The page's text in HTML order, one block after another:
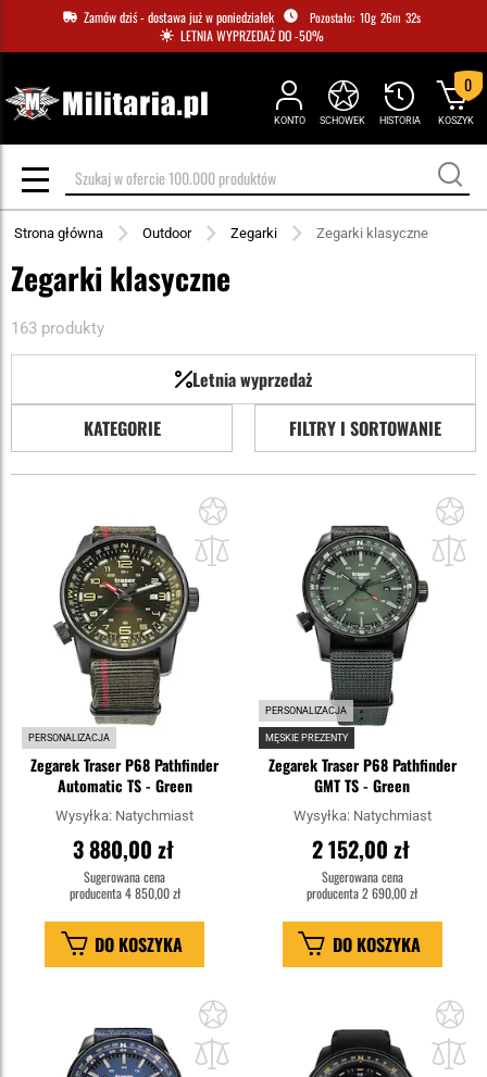
Zamów dziś - dostawa już w poniedziałek 10g 26m 31s
LETNIA WYPRZEDAŻ DO -50%
KONTO HISTORIA
SCHOWEK KOSZYK
0
Strona główna Outdoor Zegarki Zegarki klasyczne
Zegarki klasyczne
Letnia wyprzedaż
KATEGORIE
FILTRY I SORTOWANIE
163 produkty
Dodaj
do
schowka
PERSONALIZACJA
Zegarek Traser P68 Pathfinder
Automatic TS - Green
Wysyłka: Natychmiast
3 880,00 zł
Sugerowana cena
producenta4 850,00 zł
DO KOSZYKA
do
PERSONALIZACJA
MĘSKIE PREZENTY
Zegarek Traser P68 Pathfinder
GMT TS - Green
Wysyłka: Natychmiast
2 152,00 zł
Sugerowana cena
producenta2 690,00 zł
DO KOSZYKA
Dodaj
do
schowka
do